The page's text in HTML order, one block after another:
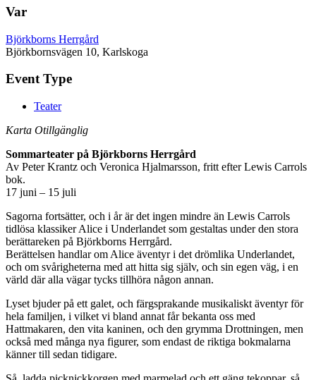
Var
Björkborns Herrgård
Björkbornsvägen 10, Karlskoga
Event Type
Teater
Karta Otillgänglig
Sommarteater på Björkborns Herrgård
Av Peter Krantz och Veronica Hjalmarsson, fritt efter Lewis Carrols
bok.
17 juni – 15 juli
Sagorna fortsätter, och i år är det ingen mindre än Lewis Carrols
tidlösa klassiker Alice i Underlandet som gestaltas under den stora
berättareken på Björkborns Herrgård.
Berättelsen handlar om Alice äventyr i det drömlika Underlandet,
och om svårigheterna med att hitta sig själv, och sin egen väg, i en
värld där alla vägar tycks tillhöra någon annan.
Lyset bjuder på ett galet, och färgsprakande musikaliskt äventyr för
hela familjen, i vilket vi bland annat får bekanta oss med
Hattmakaren, den vita kaninen, och den grymma Drottningen, men
också med många nya figurer, som endast de riktiga bokmalarna
känner till sedan tidigare.